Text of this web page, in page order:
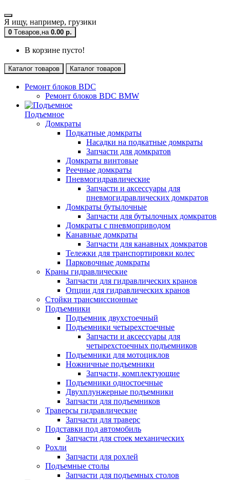
Я ищу, например, грузики
0 Tоваров,на 0.00 р.
В корзине пусто!
Каталог товаров Каталог товаров
Ремонт блоков BDC
Ремонт блоков BDC BMW
Подъемное
Домкраты
Подкатные домкраты
Насадки на подкатные домкраты
Запчасти для домкратов
Домкраты винтовые
Реечные домкраты
Пневмогидравлические
Запчасти и аксессуары для
пневмогидравлических домкратов
Домкраты бутылочные
Запчасти для бутылочных домкратов
Домкраты с пневмоприводом
Канавные домкраты
Запчасти для канавных домкратов
Тележки для транспортировки колес
Парковочные домкраты
Краны гидравлические
Запчасти для гидравлических кранов
Опции для гидравлических кранов
Стойки трансмиссионные
Подъемники
Подъемник двухстоечный
Подъемники четырехстоечные
Запчасти и аксессуары для
четырехстоечных подъемников
Подъемники для мотоциклов
Ножничные подъемники
Запчасти, комплектующие
Подъемники одностоечные
Двухплунжерные подъемники
Запчасти для подъемников
Траверсы гидравлические
Запчасти для траверс
Подставки под автомобиль
Запчасти для стоек механических
Рохли
Запчасти для рохлей
Подъемные столы
Запчасти для подъемных столов